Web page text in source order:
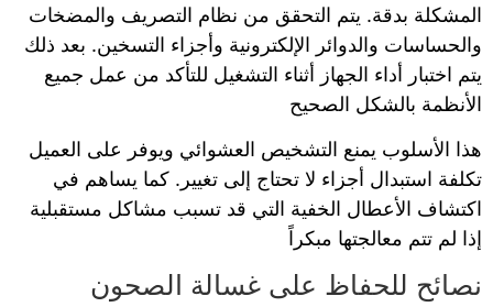
المشكلة بدقة. يتم التحقق من نظام التصريف والمضخات
والحساسات والدوائر الإلكترونية وأجزاء التسخين. بعد ذلك
يتم اختبار أداء الجهاز أثناء التشغيل للتأكد من عمل جميع
الأنظمة بالشكل الصحيح
هذا الأسلوب يمنع التشخيص العشوائي ويوفر على العميل
تكلفة استبدال أجزاء لا تحتاج إلى تغيير. كما يساهم في
اكتشاف الأعطال الخفية التي قد تسبب مشاكل مستقبلية
إذا لم تتم معالجتها مبكراً
نصائح للحفاظ على غسالة الصحون